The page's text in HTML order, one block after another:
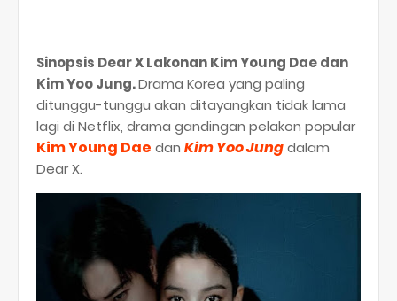
Sinopsis Dear X Lakonan Kim Young Dae dan
Kim Yoo Jung.Drama Korea yang paling
ditunggu-tunggu akan ditayangkan tidak lama
lagi di Netflix, drama gandingan pelakon popular
Kim Young Dae dan Kim Yoo Jungdalam
Dear X.